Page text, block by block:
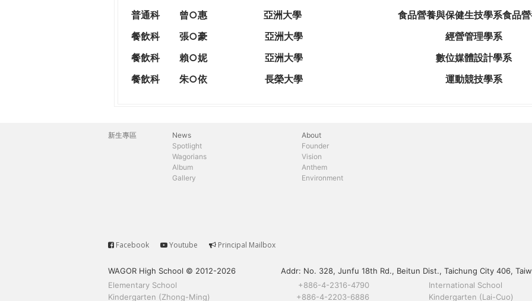
普通科
曾○惠 亞洲大學
食品營養與保健生技學系食品
餐飲科
張○豪 亞洲大學
經營管理學系
餐飲科
賴○妮 亞洲大學
數位媒體設計學系
餐飲科
朱○依 長榮大學 運動競技學系
主
新生專區
News
Spotlight
Wagorians
Album
Gallery
About
Founder
Vision
Anthem
Environment
Service
Facebook Youtube Principal Mailbox
WAGOR High School © 2012-2026 Addr: No. 328, Junfu 18th Rd., Beitun Dist., Taichung City 406,
Elementary School
+886-4-2316-4790
International School
Kindergarten (Zhong-Ming)
+886-4-2203-6886 Kindergarten (Lai-Cuo)